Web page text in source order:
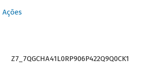
Ações
Z7_7QGCHA41L0RP906P422Q9Q0CK1